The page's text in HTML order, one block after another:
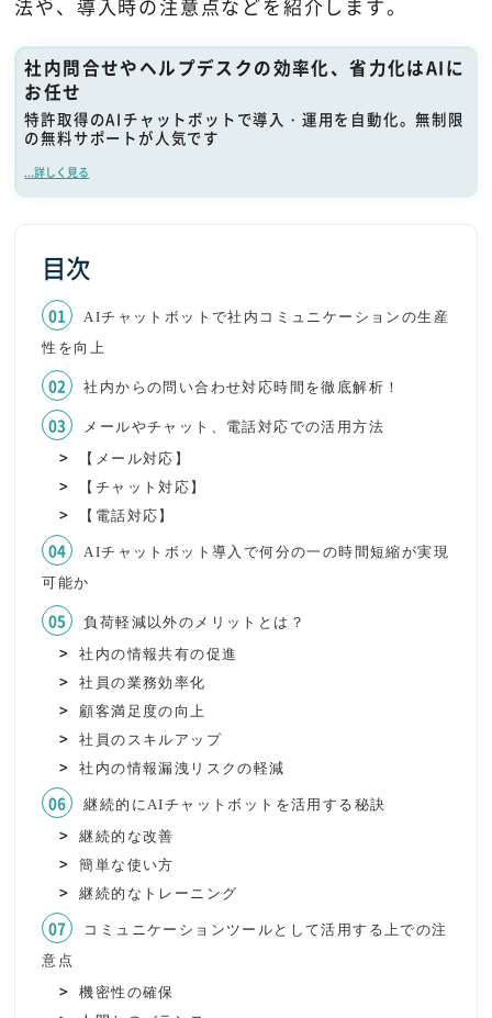
法や、導入時の注意点などを紹介します。
社内問合せやヘルプデスクの効率化、省力化はAIに
お任せ
特許取得のAIチャットボットで導入・運用を自動化。無制限
の無料サポートが人気です
...詳しく見る
目次
AIチャットボットで社内コミュニケーションの生産
性を向上
社内からの問い合わせ対応時間を徹底解析！
メールやチャット、電話対応での活用方法
【メール対応】
【チャット対応】
【電話対応】
AIチャットボット導入で何分の一の時間短縮が実現
可能か
負荷軽減以外のメリットとは？
社内の情報共有の促進
社員の業務効率化
顧客満足度の向上
社員のスキルアップ
社内の情報漏洩リスクの軽減
継続的にAIチャットボットを活用する秘訣
継続的な改善
簡単な使い方
継続的なトレーニング
コミュニケーションツールとして活用する上での注
意点
機密性の確保